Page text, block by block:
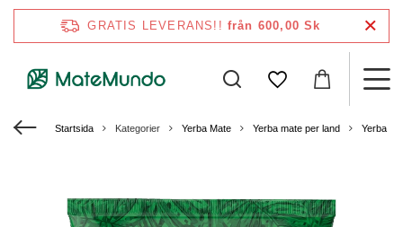
GRATIS LEVERANS!! från 600,00 Sk
Startsida Kategorier Yerba Mate Yerba mate per land Yerba